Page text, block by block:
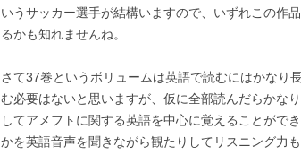
いうサッカー選手が結構いますので、いずれこの作
るかも知れませんね。
さて37巻というボリュームは英語で読むにはかなり
む必要はないと思いますが、仮に全部読んだらかな
してアメフトに関する英語を中心に覚えることがで
かを英語音声を聞きながら観たりしてリスニング力